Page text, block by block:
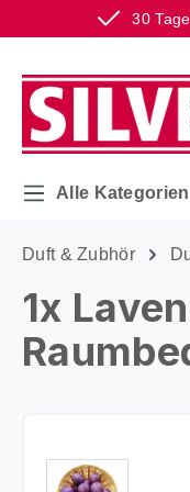
30
Hauptinhalt
Zur Suche springen
Zur
Alle Kategorien
Duft & Zubhör
1x
Bildergalerie